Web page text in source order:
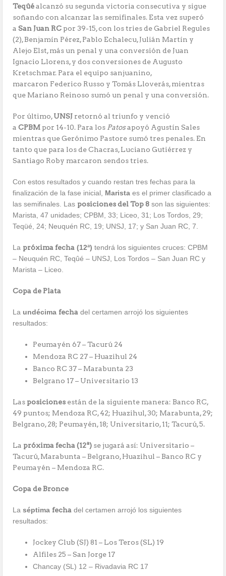
Teqûéalcanzó su segunda victoria consecutiva y sigue
soñando con alcanzar las semifinales. Esta vez superó
aSan Juan RC por 39-15, con los tries de Gabriel Regules
(2), Benjamín Pérez, Pablo Echalecu, Julián Martín y
Alejo Elst, más un penal y una conversión de Juan
Ignacio Llorens, y dos conversiones de Augusto
Kretschmar. Para el equipo sanjuanino,
marcaron Federico Russo y Tomás Lloverás, mientras
que Mariano Reinoso sumó un penal y una conversión.
Por último,UNSJ retornó al triunfo y venció
aCPBM por 14-10. Para los Patosapoyó Agustín Sales
mientras que Gerónimo Pastore sumó tres penales. En
tanto que para los de Chacras, Luciano Gutiérrez y
Santiago Roby marcaron sendos tries.
Con estos resultados y cuando restan tres fechas para la
finalización de la fase inicial, Maristaes el primer clasificado a
las semifinales. Las posiciones del Top 8 son las siguientes:
Marista, 47 unidades; CPBM, 33; Liceo, 31; Los Tordos, 29;
Teqüé, 24; Neuquén RC, 19; UNSJ, 17; y San Juan RC, 7.
La próxima fecha (12ª) tendrá los siguientes cruces: CPBM
– Neuquén RC, Teqûé – UNSJ, Los Tordos – San Juan RC y
Marista – Liceo.
Copa de Plata
La undécima fecha del certamen arrojó los siguientes
resultados:
Peumayén 67 – Tacurú 24
Mendoza RC 27 – Huazihul 24
Banco RC 37 – Marabunta 23
Belgrano 17 – Universitario 13
Las posiciones están de la siguiente manera: Banco RC,
49 puntos; Mendoza RC, 42; Huazihul, 30; Marabunta, 29;
Belgrano, 28; Peumayén, 18; Universitario, 11; Tacurú, 5.
La próxima fecha (12ª) se jugará así: Universitario –
Tacurú, Marabunta – Belgrano, Huazihul – Banco RC y
Peumayén – Mendoza RC.
Copa de Bronce
Laséptima fecha del certamen arrojó los siguientes
resultados:
Jockey Club (SJ) 81 – Los Teros (SL) 19
Alfiles 25 – San Jorge 17
Chancay (SL) 12 – Rivadavia RC 17